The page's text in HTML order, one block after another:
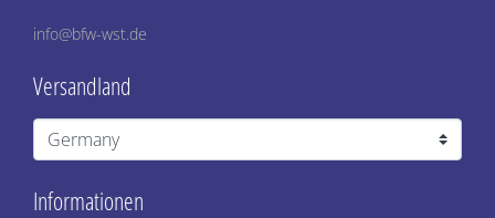
Informationen
info@bfw-wst.de
Versandland